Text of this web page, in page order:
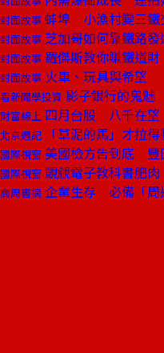
封面故事 蚌埠 小漁村變三鐵
封面故事 芝加哥如何靠鐵路發
封面故事 羅傑斯教你賺鐵道財
封面故事 火車、玩具與希望
看新聞學投資 影子銀行的鬼魅
財富線上 四月台股 八千在望
北京週記 「草泥的馬」才拉
國際視窗 美國檢方告到底 豐
國際視窗 覬覦電子教科書肥
商周書摘 企業生存 必備「周